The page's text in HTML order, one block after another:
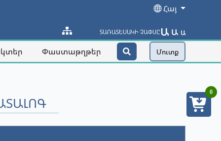
Հայ
ՏԱՌԱՏԵՍԱԿԻ ՉԱՓՍԸԱ Ա Ա
Փաստաթղթեր Մուտք
0